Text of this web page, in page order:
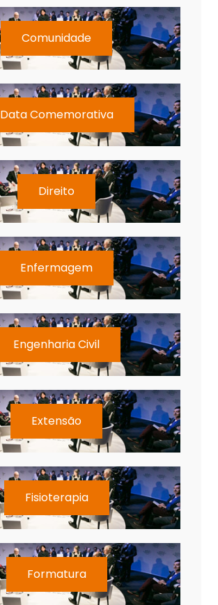
Comunidade
Data Comemorativa
Direito
Enfermagem
Engenharia Civil
Extensão
Fisioterapia
Formatura